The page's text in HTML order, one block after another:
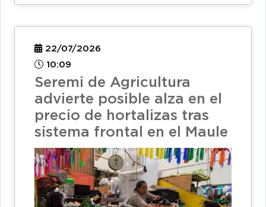
22/07/2026
10:09
Seremi de Agricultura
advierte posible alza en el
precio de hortalizas tras
sistema frontal en el Maule